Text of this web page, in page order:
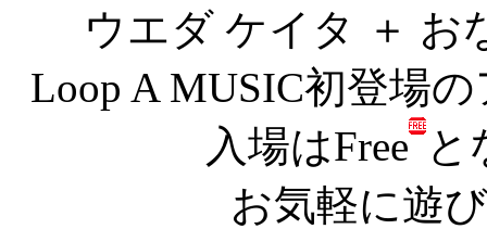
ウエダ ケイタ
＋ お
Loop A MUSIC初登場
入場はFree と
お気軽に遊